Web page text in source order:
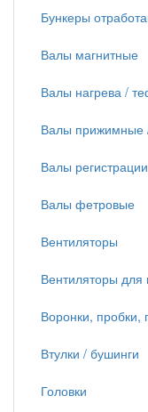
Бункеры
Валы магнитные
Валы нагрева /
Валы прижимные
Валы регистрации
Валы фетровые
Вентиляторы
Вентиляторы для
Воронки, пробки,
Втулки / бушинги
Головки